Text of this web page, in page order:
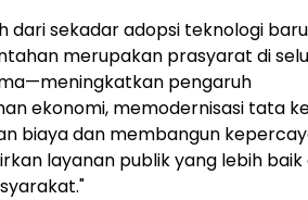
dari sekadar adopsi teknologi
merupakan prasyarat di
pengaruh
ekonomi, memodernisasi tata
biaya dan membangun
layanan publik yang lebih baik